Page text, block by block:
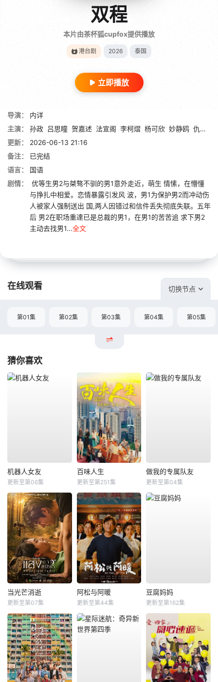
双程
本片由茶杯狐cupfox提供播放
港台剧 2026 泰国
立即播放
导演：
内详
主演：
孙政 吕思瞳 贺嘉述 法宣阁 李柯熠 杨可欣 妙静鸥 仇梓屹
更新：
2026-06-13 21:16
备注：
已完结
语言：
国语
剧情：
优等生男2与桀骜不驯的男1意外走近，萌生 情愫，在懵懂
与挣扎中相爱。恋情暴露引发风 波，男1为保护男2而冲动伤
人被家人强制送出 国,两人因错过和信件丢失彻底失联。五年
后 男2在职场重達已是总裁的男1，在男1的苦苦追 求下男2
主动去找男1...全文
在线观看 切换节点
第01集 第02集 第03集 第04集 第05集
猜你喜欢
机器人女友
更新至第06集
百味人生
更新至第251集
做我的专属队友
更新至第04集
当光芒消逝
更新至第07集
阿松与阿暖
更新至第44集
豆腐妈妈
更新至第162集